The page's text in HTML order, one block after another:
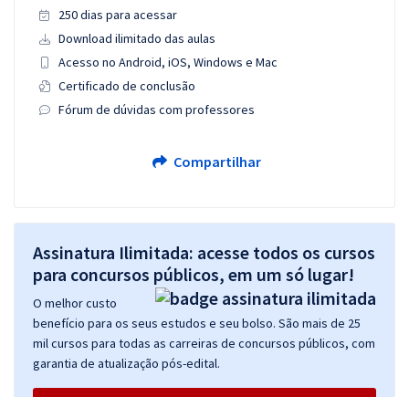
250 dias para acessar
Download ilimitado das aulas
Acesso no Android, iOS, Windows e Mac
Certificado de conclusão
Fórum de dúvidas com professores
Compartilhar
Assinatura Ilimitada: acesse todos os cursos
para concursos públicos, em um só lugar!
O melhor custo
benefício para os seus estudos e seu bolso. São mais de 25
mil cursos para todas as carreiras de concursos públicos, com
garantia de atualização pós-edital.